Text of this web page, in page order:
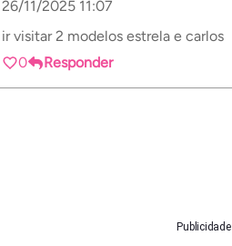
26/11/2025 11:07
ir visitar 2 modelos estrela e carlos
0
Responder
Publicidade